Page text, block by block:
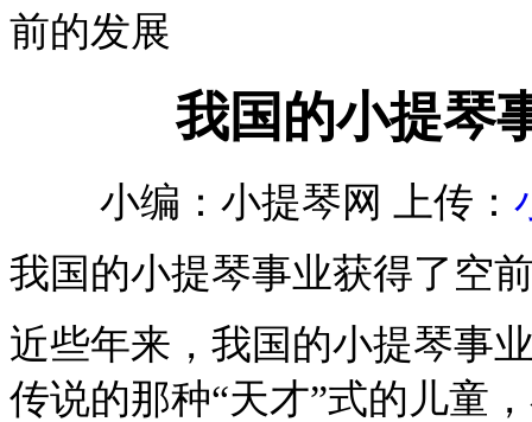
前的发展
我国的小提琴
小编：小提琴网 上传：
我国的小提琴事业获得了空
近些年来，我国的小提琴事
传说的那种“天才”式的儿童